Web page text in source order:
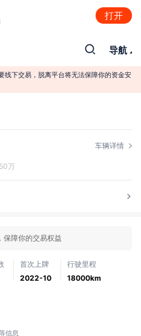
打开
导航
线下交易，脱离平台将无法保障你的资金安
车辆详情
万
保障你的交易权益
首次上牌
2022-10
行驶里程
18000km
信息